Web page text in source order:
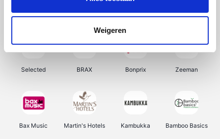
Weigeren
Samsung My Jewellery Delonghi Tennis Point
Selected BRAX Bonprix Zeeman
Bax Music Martin's Hotels Kambukka Bamboo Basics